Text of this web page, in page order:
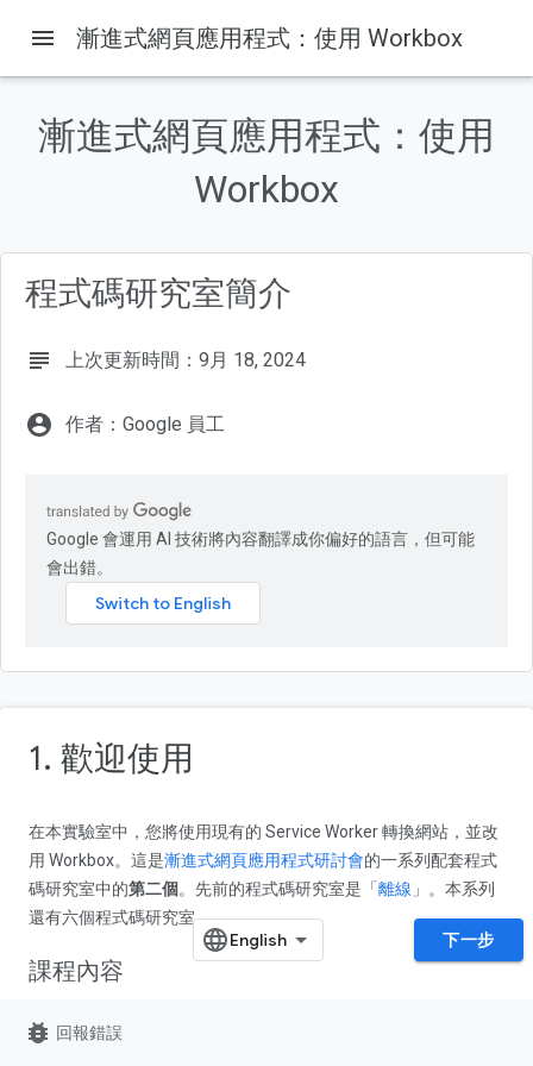
這個頁面中的內容
2. 開始設定
menu 漸進式網頁應用程式：使用 Workbox
漸進式網頁應用程式：使用
Workbox
程式碼研究室簡介
subject 上次更新時間：9月 18, 2024
account_circle 作者：Google 員工
Google 會運用 AI 技術將內容翻譯成你偏好的語言，但可能
會出錯。
1. 歡迎使用
在本實驗室中，您將使用現有的 Service Worker 轉換網站，並改
用 Workbox。這是漸進式網頁應用程式研討會的一系列配套程式
碼研究室中的第二個。先前的程式碼研究室是「 離線 」。本系列
還有六個程式碼研究室。
課程內容
在 PWA 中新增離線備用項目
下一步
bug_report 回報錯誤